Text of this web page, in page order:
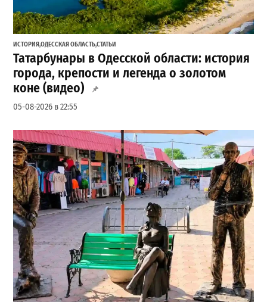
ИСТОРИЯ,ОДЕССКАЯ ОБЛАСТЬ,СТАТЬИ
Татарбунары в Одесской области: история
города, крепости и легенда о золотом
коне (видео)
05-08-2026 в 22:55